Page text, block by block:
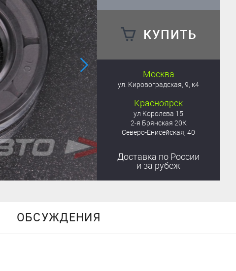
КУПИТЬ
Москва
ул. Кировоградская, 9, к4
Красноярск
ул Королева 15
2-я Брянская 20К
Северо-Енисейская, 40
Доставка по России
и за рубеж
ОБСУЖДЕНИЯ